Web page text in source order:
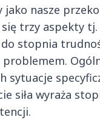
nasze
trzy aspekty
stopnia
siła wyraża